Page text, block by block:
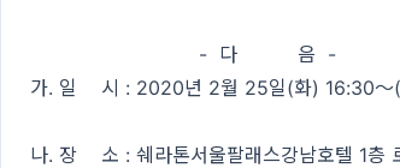
- 다 음 -
가. 일 시 : 2020년 2월 25일(화) 16:30～
나. 장 소 : 쉐라톤서울팔래스강남호텔 1층